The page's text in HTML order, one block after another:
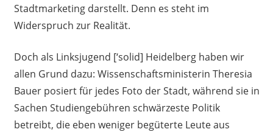
Stadtmarketing darstellt. Denn es steht im
Widerspruch zur Realität.
Doch als Linksjugend [‘solid] Heidelberg haben wir
allen Grund dazu: Wissenschaftsministerin Theresia
Bauer posiert für jedes Foto der Stadt, während sie in
Sachen Studiengebühren schwärzeste Politik
betreibt, die eben weniger begüterte Leute aus